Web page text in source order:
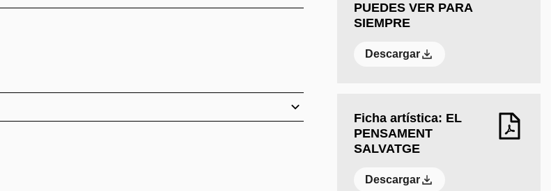
PUEDES VER PARA
SIEMPRE
Descargar
Ficha artística: EL
PENSAMENT
SALVATGE
Descargar